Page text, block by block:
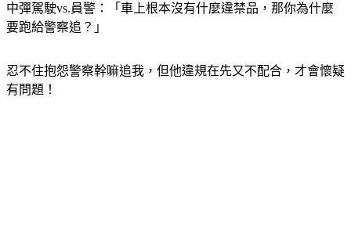
中彈駕駛vs.員警：「車上根本沒有什麼違禁品，那你為什麼
要跑給警察追？」
忍不住抱怨警察幹嘛追我，但他違規在先又不配合，才會懷疑
有問題！